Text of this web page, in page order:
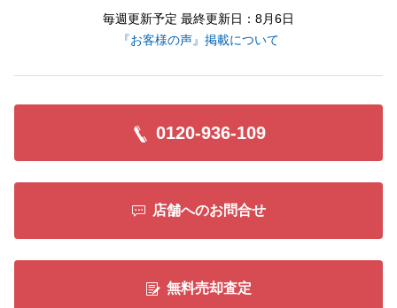
毎週更新予定 最終更新日：8月6日
『お客様の声』掲載について
0120-936-109
店舗へのお問合せ
無料売却査定